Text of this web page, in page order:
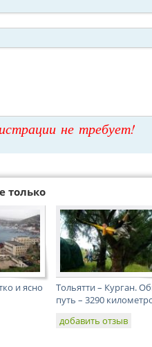
не требует!
только
и ясно
Тольятти – Курган.
путь – 3290
добавить отзыв